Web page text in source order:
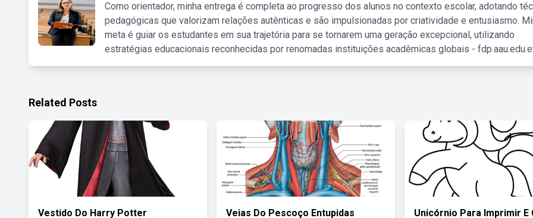
Como orientador, minha entrega é completa ao progresso dos alunos no contexto escolar, adotando
pedagógicas que valorizam relações autênticas e são impulsionadas por criatividade e entusiasmo.
meta é guiar os estudantes em sua trajetória para se tornarem uma geração excepcional, utilizando
estratégias educacionais reconhecidas por renomadas instituições acadêmicas globais -
Related Posts
Vestido Do Harry Potter Veias Do Pescoço Entupidas Unicórnio Para Imprimir E